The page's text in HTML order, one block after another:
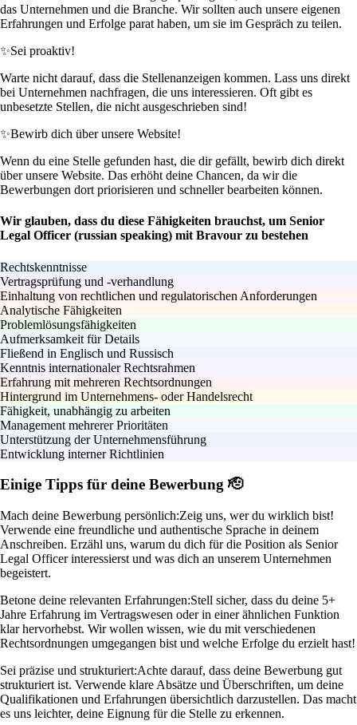
das Unternehmen und die Branche. Wir sollten auch unsere eigenen
Erfahrungen und Erfolge parat haben, um sie im Gespräch zu teilen.
✨Sei proaktiv!
Warte nicht darauf, dass die Stellenanzeigen kommen. Lass uns direkt
bei Unternehmen nachfragen, die uns interessieren. Oft gibt es
unbesetzte Stellen, die nicht ausgeschrieben sind!
✨Bewirb dich über unsere Website!
Wenn du eine Stelle gefunden hast, die dir gefällt, bewirb dich direkt
über unsere Website. Das erhöht deine Chancen, da wir die
Bewerbungen dort priorisieren und schneller bearbeiten können.
Wir glauben, dass du diese Fähigkeiten brauchst, um Senior
Legal Officer (russian speaking) mit Bravour zu bestehen
Rechtskenntnisse
Vertragsprüfung und -verhandlung
Einhaltung von rechtlichen und regulatorischen Anforderungen
Analytische Fähigkeiten
Problemlösungsfähigkeiten
Aufmerksamkeit für Details
Fließend in Englisch und Russisch
Kenntnis internationaler Rechtsrahmen
Erfahrung mit mehreren Rechtsordnungen
Hintergrund im Unternehmens- oder Handelsrecht
Fähigkeit, unabhängig zu arbeiten
Management mehrerer Prioritäten
Unterstützung der Unternehmensführung
Entwicklung interner Richtlinien
Einige Tipps für deine Bewerbung 🫡
Mach deine Bewerbung persönlich:Zeig uns, wer du wirklich bist!
Verwende eine freundliche und authentische Sprache in deinem
Anschreiben. Erzähl uns, warum du dich für die Position als Senior
Legal Officer interessierst und was dich an unserem Unternehmen
begeistert.
Betone deine relevanten Erfahrungen:Stell sicher, dass du deine 5+
Jahre Erfahrung im Vertragswesen oder in einer ähnlichen Funktion
klar hervorhebst. Wir wollen wissen, wie du mit verschiedenen
Rechtsordnungen umgegangen bist und welche Erfolge du erzielt hast!
Sei präzise und strukturiert:Achte darauf, dass deine Bewerbung gut
strukturiert ist. Verwende klare Absätze und Überschriften, um deine
Qualifikationen und Erfahrungen übersichtlich darzustellen. Das macht
es uns leichter, deine Eignung für die Stelle zu erkennen.